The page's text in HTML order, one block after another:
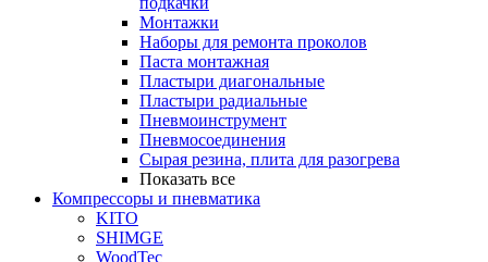
Монтажки
Наборы для ремонта проколов
Паста монтажная
Пластыри диагональные
Пластыри радиальные
Пневмоинструмент
Пневмосоединения
Сырая резина, плита для разогрева
Показать все
Компрессоры и пневматика
KITO
SHIMGE
WoodTec